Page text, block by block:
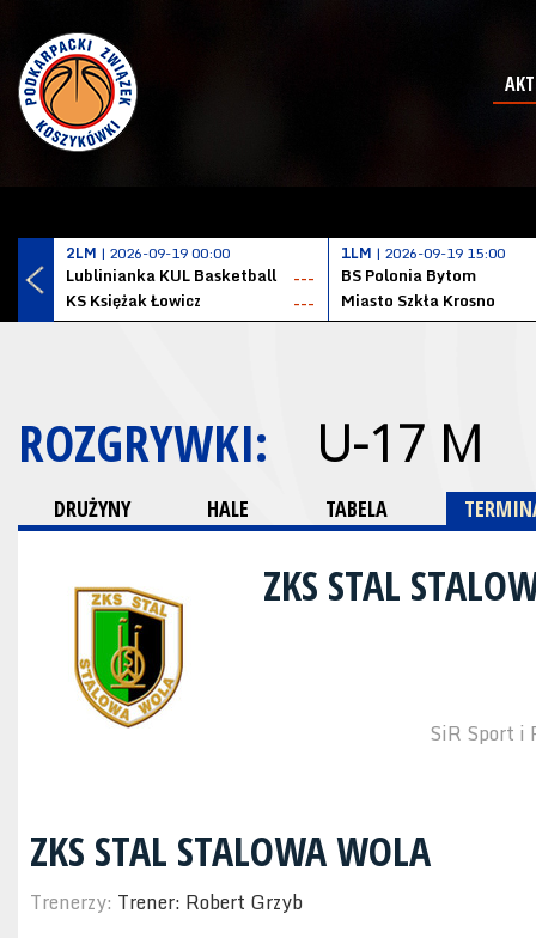
2LM | 2026-09-19 00:00
Lublinianka KUL Basketball
---
KS Księżak Łowicz
---
1LM | 2026-09-19 15:00
BS Polonia Bytom
Miasto Szkła Krosno
ROZGRYWKI: U-17 M
DRUŻYNY HALE TABELA
ZKS STAL
SiR Sport i
ZKS STAL STALOWA WOLA
Trenerzy: Trener: Robert Grzyb